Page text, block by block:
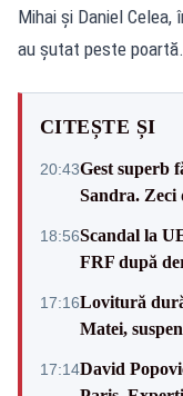
Mihai și Daniel Celea,
au șutat peste poartă.
CITEȘTE ȘI
20:43Gest superb
Sandra. Zeci
18:56Scandal la
FRF după
17:16Lovitură
Matei,
17:14David